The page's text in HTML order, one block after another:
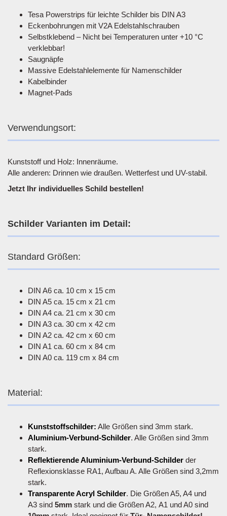
Tesa Powerstrips für leichte Schilder bis DIN A3
Eckenbohrungen mit V2A Edelstahlschrauben
Selbstklebend – Nicht bei Temperaturen unter +10 °C
verklebbar!
Saugnäpfe
Massive Edelstahlelemente für Namenschilder
Kabelbinder
Magnet-Pads
Verwendungsort:
Kunststoff und Holz: Innenräume.
Alle anderen: Drinnen wie draußen. Wetterfest und UV-stabil.
Jetzt Ihr individuelles Schild bestellen!
Schilder Varianten im Detail:
Standard Größen:
DIN A6 ca. 10 cm x 15 cm
DIN A5 ca. 15 cm x 21 cm
DIN A4 ca. 21 cm x 30 cm
DIN A3 ca. 30 cm x 42 cm
DIN A2 ca. 42 cm x 60 cm
DIN A1 ca. 60 cm x 84 cm
DIN A0 ca. 119 cm x 84 cm
Material:
Kunststoffschilder: Alle Größen sind 3mm stark.
Aluminium-Verbund-Schilder. Alle Größen sind 3mm
stark.
Reflektierende Aluminium-Verbund-Schilder der
Reflexionsklasse RA1, Aufbau A. Alle Größen sind 3,2mm
stark.
Transparente Acryl Schilder. Die Größen A5, A4 und
A3 sind 5mm stark und die Größen A2, A1 und A0 sind